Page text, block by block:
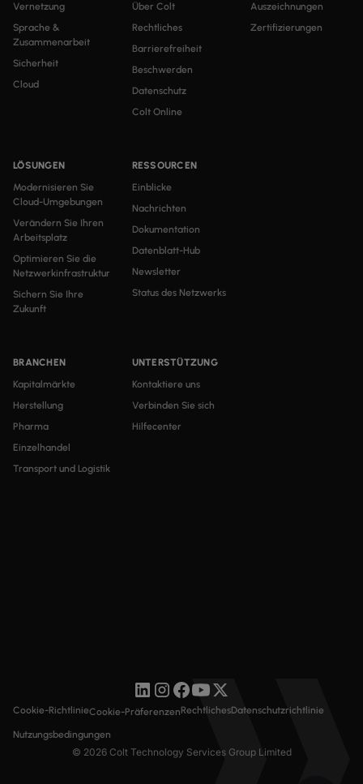
Vernetzung
Sprache &
Zusammenarbeit
Sicherheit
Cloud
LÖSUNGEN
Modernisieren Sie
Cloud-Umgebungen
Verändern Sie Ihren
Arbeitsplatz
Optimieren Sie die
Netzwerkinfrastruktur
Sichern Sie Ihre
Zukunft
BRANCHEN
Kapitalmärkte
Herstellung
Pharma
Einzelhandel
Transport und Logistik
RESSOURCEN
Einblicke
Nachrichten
Dokumentation
Datenblatt-Hub
Newsletter
Status des Netzwerks
Über Colt
Rechtliches
Barrierefreiheit
Beschwerden
Datenschutz
Colt Online
UNTERSTÜTZUNG
Kontaktiere uns
Verbinden Sie sich
Hilfecenter
Auszeichnungen
Zertifizierungen
© 2026 Colt Technology Services Group Limited
Cookie-RichtlinieCookie-PräferenzenRechtlichesDatenschutzrichtlinie
Nutzungsbedingungen